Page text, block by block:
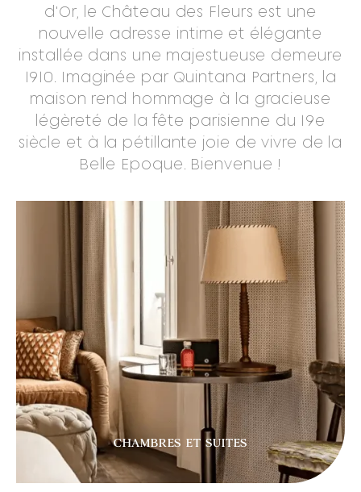
d'Or, le Château des Fleurs est une
nouvelle adresse intime et élégante
installée dans une majestueuse demeure
1910. Imaginée par Quintana Partners, la
maison rend hommage à la gracieuse
légèreté de la fête parisienne du 19e
siècle et à la pétillante joie de vivre de la
Belle Epoque. Bienvenue !
CHAMBRES ET SUITES